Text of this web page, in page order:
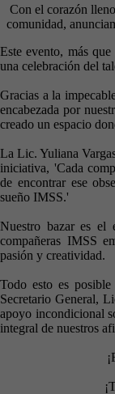
Con el corazón
comunidad,
Este evento, más
una celebración del
Gracias a la
encabezada por
creado un espacio
La Lic. Yuliana
iniciativa, 'Cada
de encontrar ese
sueño IMSS.'
Nuestro bazar es el
compañeras IMSS
pasión y creatividad.
Todo esto es
Secretario General,
apoyo incondicional
integral de nuestros